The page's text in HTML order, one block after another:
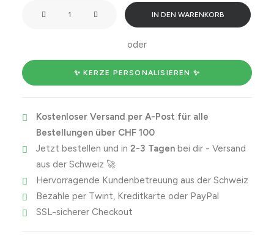
Menge
IN DEN WARENKORB
oder
✨ KERZE PERSONALISIEREN ✨
Kostenloser Versand per A-Post für alle
Bestellungen über CHF 100
Jetzt bestellen und in 2-3 Tagenbei dir - Versand
aus der Schweiz 🚀
Hervorragende Kundenbetreuung aus der Schweiz
Bezahle per Twint, Kreditkarte oder PayPal
SSL-sicherer Checkout